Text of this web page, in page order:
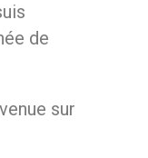
de
sur